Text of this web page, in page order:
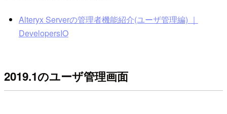
Alteryx Serverの管理者機能紹介(ユーザ管理編) ｜
DevelopersIO
2019.1のユーザ管理画面